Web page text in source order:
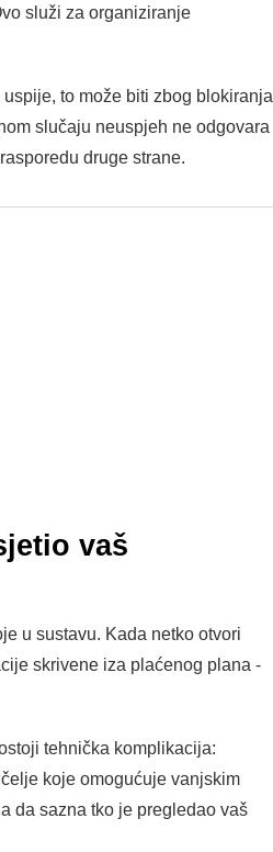
služi za organiziranje
to može biti zbog blokiranja
slučaju neuspjeh ne odgovara
druge strane.
vaš
u sustavu. Kada netko otvori
skrivene iza plaćenog plana -
tehnička komplikacija:
koje omogućuje vanjskim
da sazna tko je pregledao vaš